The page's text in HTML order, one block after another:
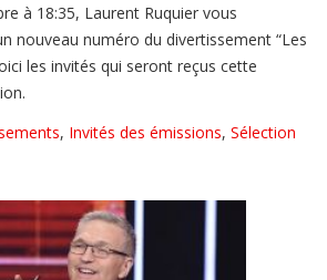
à 18:35, Laurent Ruquier vous
nouveau numéro du divertissement “Les
les invités qui seront reçus cette
, Invités des émissions, Sélection